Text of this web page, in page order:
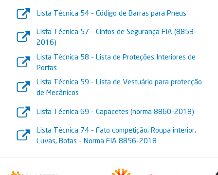
Lista Técnica 54 - Código de Barras para Pneus
Lista Técnica 57 - Cintos de Segurança FIA (8853-
2016)
Lista Técnica 58 - Lista de Proteções Interiores de
Portas
Lista Técnica 59 - Lista de Vestuário para protecção
de Mecânicos
Lista Técnica 69 - Capacetes (norma 8860-2018)
Lista Técnica 74 - Fato competição, Roupa interior,
Luvas, Botas - Norma FIA 8856-2018